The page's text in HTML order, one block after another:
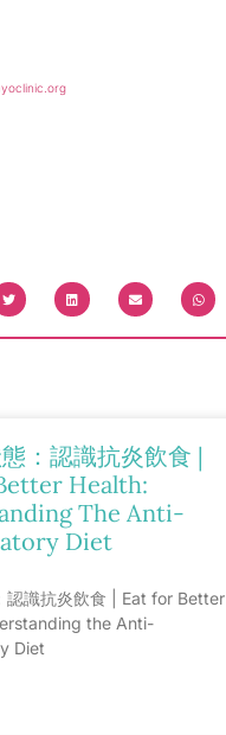
：認識抗炎飲食 |
Health:
The Anti-
Diet
認識抗炎飲食 | Eat for Better
the Anti-
Diet